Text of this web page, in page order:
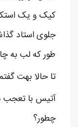
کیک و یک
جلوی استاد
طور که لب به
تا حالا بهت
آتیس با تعجب
چطور؟